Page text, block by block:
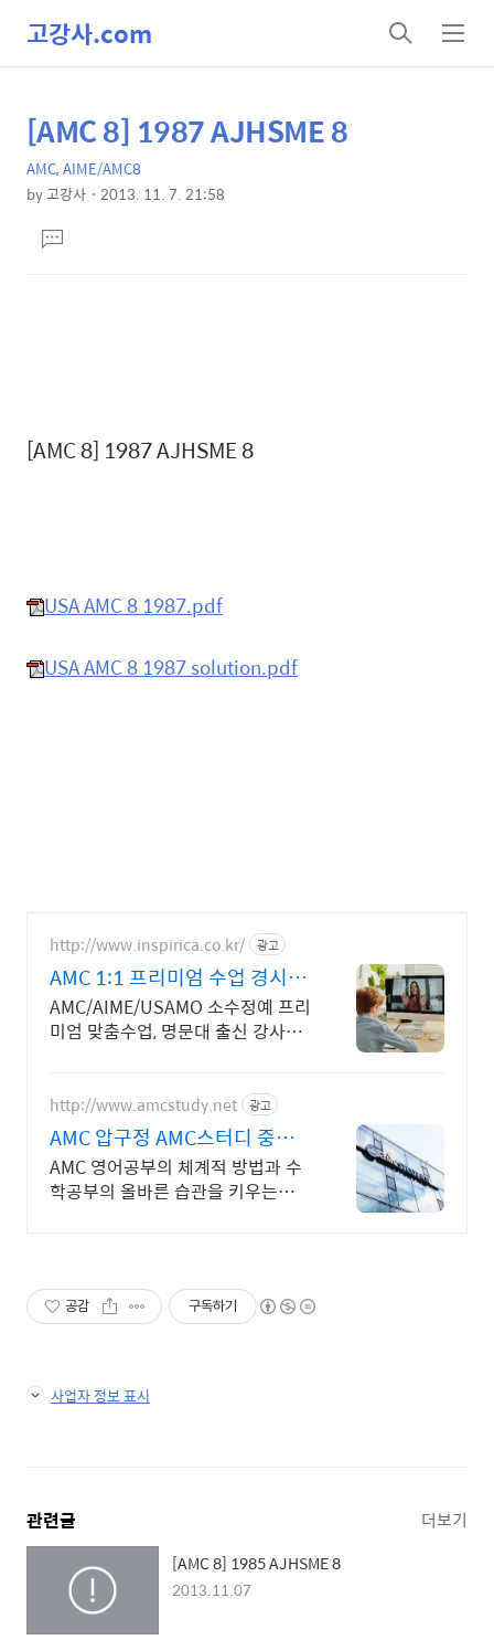
고강사.com
검
색
메
뉴
상
세
컨
텐
츠
본
문
제
목
[AMC 8] 1987 AJHSME 8
AMC, AIME/AMC8
by고강사 2013. 11. 7. 21:58
문댓
글
[AMC 8] 1987 AJHSME 8
USA AMC 8 1987.pdf
USA AMC 8 1987 solution.pdf
http://www.inspirica.co.kr/ 광고
AMC 1:1 프리미엄 수업 경시수
학 전문가들의 밀착관리
AMC/AIME/USAMO 소수정예 프리
미엄 맞춤수업, 명문대 출신 강사진,
http://www.amcstudy.net 광고
AMC 압구정 AMC스터디 중등.
고등내신/ 영재원 /
AMC 영어공부의 체계적 방법과 수
학공부의 올바른 습관을 키우는
공감 구독하기
사업자 정보 표시
관련글 더보기
[AMC 8] 1985 AJHSME 8
2013.11.07